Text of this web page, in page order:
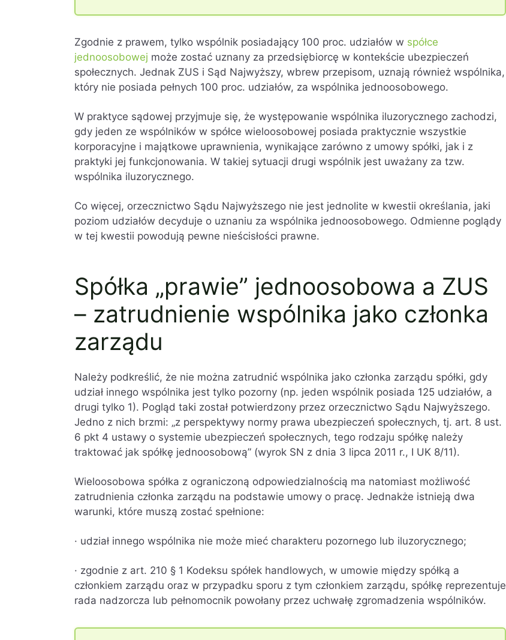
Zgodnie z prawem, tylko wspólnik posiadający 100 proc. udziałów w spółce
jednoosobowej może zostać uznany za przedsiębiorcę w kontekście ubezpieczeń
społecznych. Jednak ZUS i Sąd Najwyższy, wbrew przepisom, uznają również wspólnika,
który nie posiada pełnych 100 proc. udziałów, za wspólnika jednoosobowego.
W praktyce sądowej przyjmuje się, że występowanie wspólnika iluzorycznego zachodzi,
gdy jeden ze wspólników w spółce wieloosobowej posiada praktycznie wszystkie
korporacyjne i majątkowe uprawnienia, wynikające zarówno z umowy spółki, jak i z
praktyki jej funkcjonowania. W takiej sytuacji drugi wspólnik jest uważany za tzw.
wspólnika iluzorycznego.
Co więcej, orzecznictwo Sądu Najwyższego nie jest jednolite w kwestii określania, jaki
poziom udziałów decyduje o uznaniu za wspólnika jednoosobowego. Odmienne poglądy
w tej kwestii powodują pewne nieścisłości prawne.
Spółka „prawie” jednoosobowa a ZUS
– zatrudnienie wspólnika jako członka
zarządu
Należy podkreślić, że nie można zatrudnić wspólnika jako członka zarządu spółki, gdy
udział innego wspólnika jest tylko pozorny (np. jeden wspólnik posiada 125 udziałów, a
drugi tylko 1). Pogląd taki został potwierdzony przez orzecznictwo Sądu Najwyższego.
Jedno z nich brzmi: „z perspektywy normy prawa ubezpieczeń społecznych, tj. art. 8 ust.
6 pkt 4 ustawy o systemie ubezpieczeń społecznych, tego rodzaju spółkę należy
traktować jak spółkę jednoosobową” (wyrok SN z dnia 3 lipca 2011 r., I UK 8/11).
Wieloosobowa spółka z ograniczoną odpowiedzialnością ma natomiast możliwość
zatrudnienia członka zarządu na podstawie umowy o pracę. Jednakże istnieją dwa
warunki, które muszą zostać spełnione:
· udział innego wspólnika nie może mieć charakteru pozornego lub iluzorycznego;
· zgodnie z art. 210 § 1 Kodeksu spółek handlowych, w umowie między spółką a
członkiem zarządu oraz w przypadku sporu z tym członkiem zarządu, spółkę reprezentuje
rada nadzorcza lub pełnomocnik powołany przez uchwałę zgromadzenia wspólników.